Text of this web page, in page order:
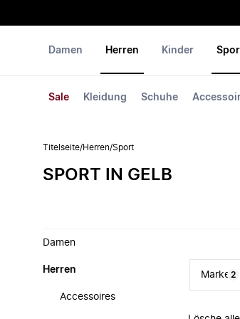
Damen Herren
Sale Kleidung Schuhe
Kinder
Titelseite/Herren/Sport
SPORT IN GELB
Damen
Herren
Accessoires
Marke 2